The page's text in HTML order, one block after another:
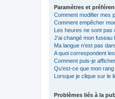
Paramètres et
Comment modifier mes
Comment empêcher
Les heures ne sont pas
J’ai changé mon
Ma langue n’est pas
A quoi correspondent
Comment puis-je
Qu’est-ce que mon
Lorsque je clique sur le
Problèmes liés à la